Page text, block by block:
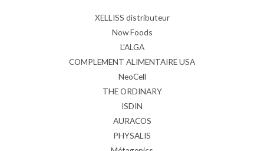
XELLISS distributeur
Now Foods
L’ALGA
COMPLEMENT ALIMENTAIRE USA
NeoCell
THE ORDINARY
ISDIN
AURACOS
PHYSALIS